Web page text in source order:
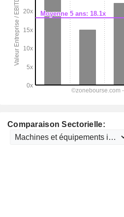
Comparaison Sectorielle: